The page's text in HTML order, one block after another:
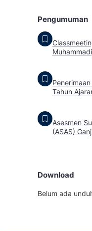
Pengumuman
Tahun
Asesmen
(ASAS)
Download
Belum ada